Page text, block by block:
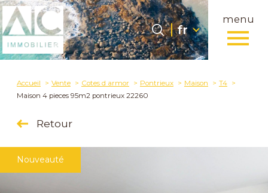
menu
Langue
fr
Accueil 0 Langue
fr
Accueil Vente Cotes d armor Pontrieux Maison
T4
Maison 4 pieces 95m2 pontrieux 22260
Retour
Nouveauté